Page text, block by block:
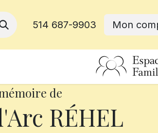
514 687-9903 Mon
de
RÉHEL